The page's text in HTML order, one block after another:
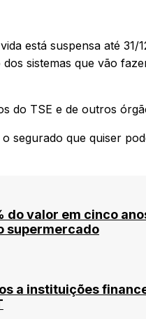
está suspensa até
sistemas que vão
do TSE e de outros
segurado que quiser
do valor em cinco
supermercado
a instituições